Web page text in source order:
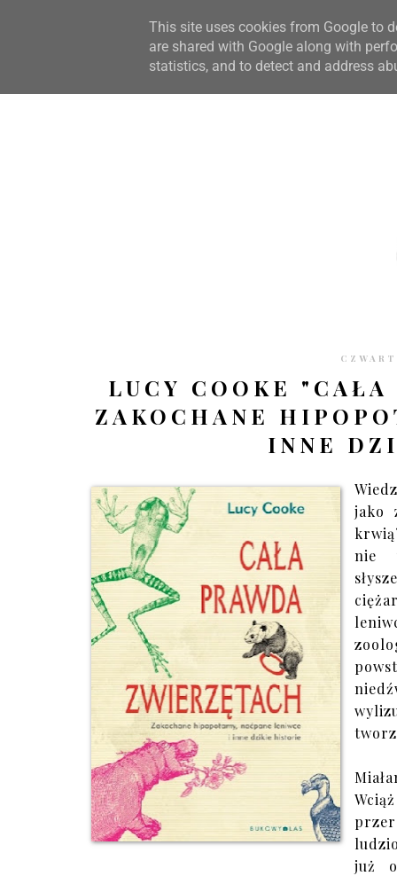
STRONA GŁÓWNA WSPÓŁPRACA RECENZJE O
LUCY COOKE
ZAKOCHANE
INNE
jako
nie
już
This site uses cookies from Google to
are shared with Google along with
statistics, and to detect and address